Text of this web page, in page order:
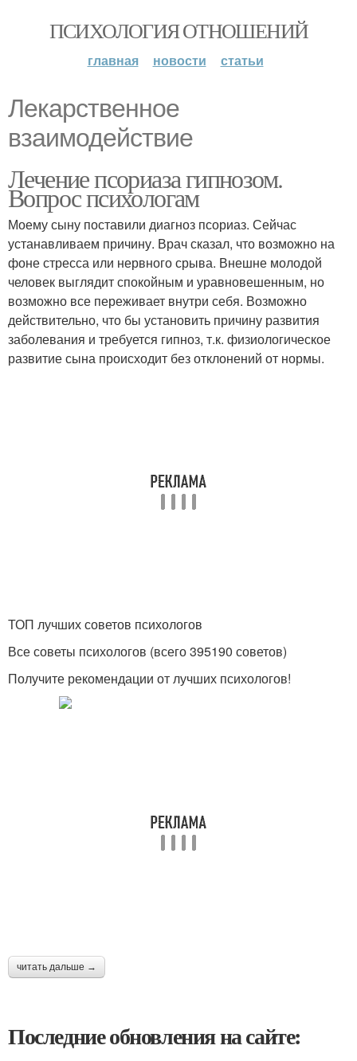
ПСИХОЛОГИЯ ОТНОШЕНИЙ
главная новости статьи
Лекарственное
взаимодействие
Лечение псориаза гипнозом.
Вопрос психологам
Моему сыну поставили диагноз псориаз. Сейчас
устанавливаем причину. Врач сказал, что возможно на
фоне стресса или нервного срыва. Внешне молодой
человек выглядит спокойным и уравновешенным, но
возможно все переживает внутри себя. Возможно
действительно, что бы установить причину развития
заболевания и требуется гипноз, т.к. физиологическое
развитие сына происходит без отклонений от нормы.
ТОП лучших советов психологов
Все советы психологов (всего 395190 советов)
Получите рекомендации от лучших психологов!
читать дальше →
Последние обновления на сайте: